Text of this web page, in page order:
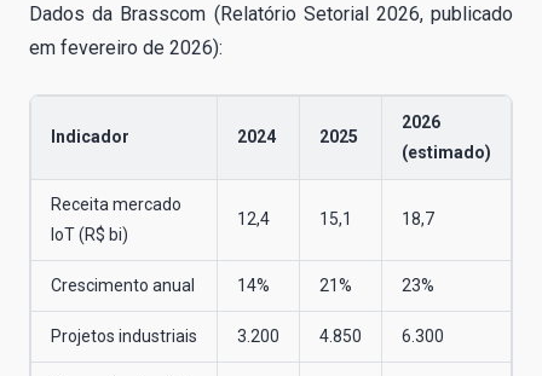
Dados da Brasscom (Relatório Setorial 2026, publicado
em fevereiro de 2026):
Indicador 2024 2025
2026
(estimado)
Receita mercado
IoT (R$ bi)
12,4 15,1 18,7
Crescimento anual 14% 21% 23%
Projetos industriais 3.200 4.850 6.300